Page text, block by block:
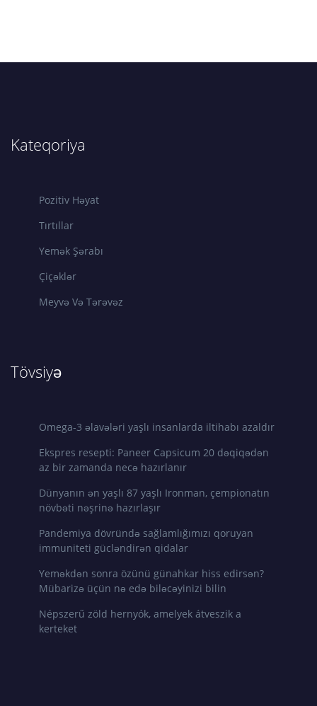
Kateqoriya
Pozitiv Həyat
Tırtıllar
Yemək Şərabı
Çiçəklər
Meyvə Və Tərəvəz
Tövsiyə
Omega-3 əlavələri yaşlı insanlarda iltihabı azaldır
Ekspres resepti: Paneer Capsicum 20 dəqiqədən
az bir zamanda necə hazırlanır
Dünyanın ən yaşlı 87 yaşlı Ironman, çempionatın
növbəti nəşrinə hazırlaşır
Pandemiya dövründə sağlamlığımızı qoruyan
immuniteti gücləndirən qidalar
Yeməkdən sonra özünü günahkar hiss edirsən?
Mübarizə üçün nə edə biləcəyinizi bilin
Népszerű zöld hernyók, amelyek átveszik a
kerteket